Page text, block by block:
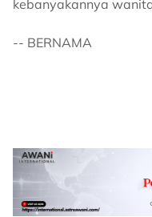
kebanyakannya
-- BERNAMA